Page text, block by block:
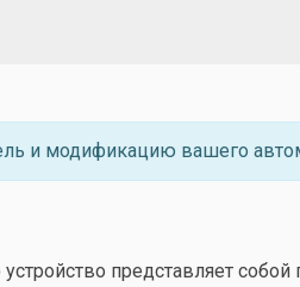
и модификацию вашего
представляет